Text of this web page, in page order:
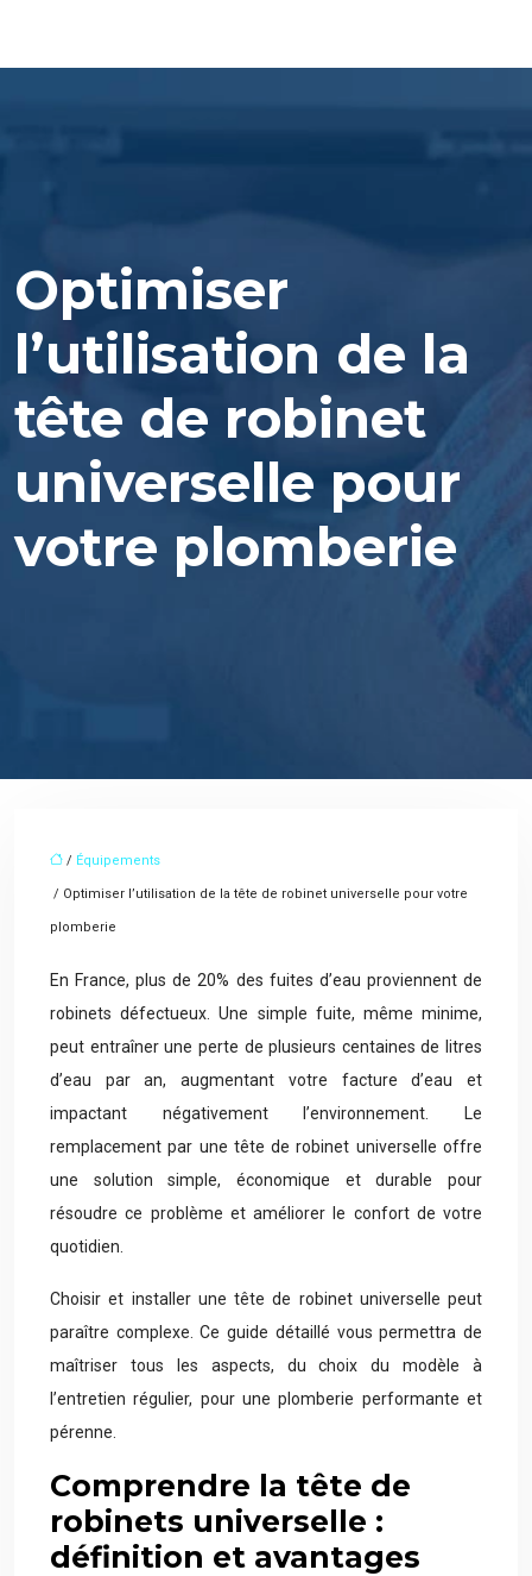
Optimiser
l’utilisation de la
tête de robinet
universelle pour
votre plomberie
/ Équipements
/ Optimiser l’utilisation de la tête de robinet universelle pour votre
plomberie
En France, plus de 20% des fuites d’eau proviennent de
robinets défectueux. Une simple fuite, même minime,
peut entraîner une perte de plusieurs centaines de litres
d’eau par an, augmentant votre facture d’eau et
impactant négativement l’environnement. Le
remplacement par une tête de robinet universelle offre
une solution simple, économique et durable pour
résoudre ce problème et améliorer le confort de votre
quotidien.
Choisir et installer une tête de robinet universelle peut
paraître complexe. Ce guide détaillé vous permettra de
maîtriser tous les aspects, du choix du modèle à
l’entretien régulier, pour une plomberie performante et
pérenne.
Comprendre la tête de
robinets universelle :
définition et avantages